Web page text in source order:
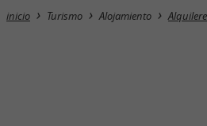
inicio Turismo Alojamiento